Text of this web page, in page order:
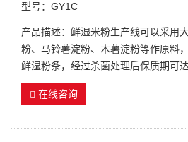
型号：GY1C
产品描述：鲜湿米粉生产线可以采用
粉、马铃薯淀粉、木薯淀粉等作原料
鲜湿粉条，经过杀菌处理后保质期可达
在线咨询